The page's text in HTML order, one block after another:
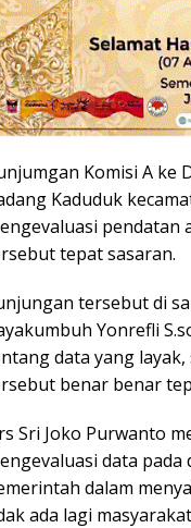
Komisi A ke
Kaduduk
pendatan
tepat sasaran.
tersebut di
Yonrefli
data yang
benar benar
Sri Joko Purwanto
data
dalam
ada lagi